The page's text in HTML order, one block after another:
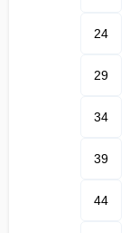
24
29
34
39
44